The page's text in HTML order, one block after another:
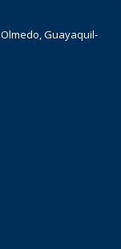
Guayaquil-